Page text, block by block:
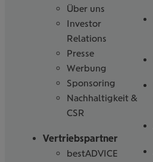
Über uns
Investor
Relations
Presse
Werbung
Sponsoring
Nachhaltigkeit &
CSR
Vertriebspartner
bestADVICE